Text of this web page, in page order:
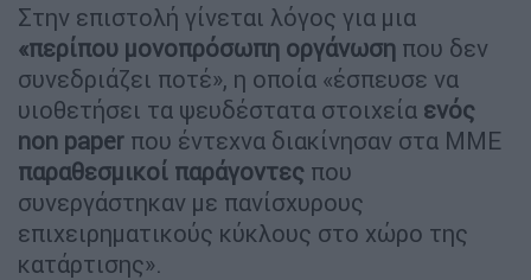
Στην επιστολή γίνεται λόγος για μια
«περίπου μονοπρόσωπη οργάνωση που δεν
συνεδριάζει ποτέ», η οποία «έσπευσε να
υιοθετήσει τα ψευδέστατα στοιχεία ενός
non paper που έντεχνα διακίνησαν στα ΜΜΕ
παραθεσμικοί παράγοντες που
συνεργάστηκαν με πανίσχυρους
επιχειρηματικούς κύκλους στο χώρο της
κατάρτισης».